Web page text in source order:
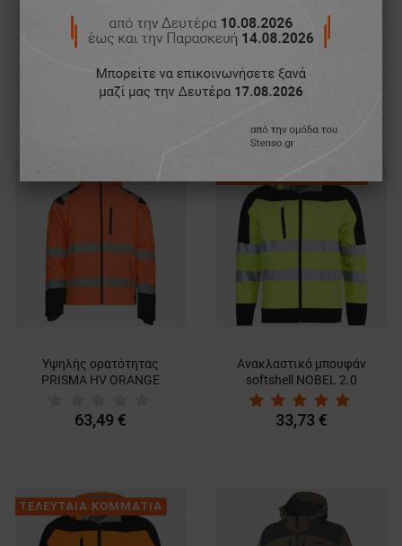
Μπουφάν εργασίας
NOBEL PRO 2.0 HV
ORANGE
34,97 €
Υψηλής ορατότητας
PRISMA HV YELLOW
Μπουφάν softshell
63,49 €
Υψηλής ορατότητας
PRISMA HV ORANGE
63,49 €
Ανακλαστικό μπουφάν
softshell NOBEL 2.0
YELLOW
33,73 €
ΤΕΛΕΥΤΑΙΑ ΚΟΜΜΑΤΙΑ